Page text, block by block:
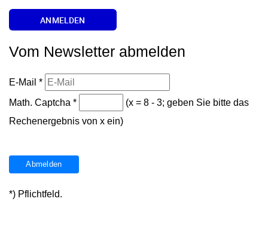
Vom Newsletter abmelden
E-Mail *
Math. Captcha *
(x = 8 - 3; geben Sie bitte das
Rechenergebnis von x ein)
*) Pflichtfeld.